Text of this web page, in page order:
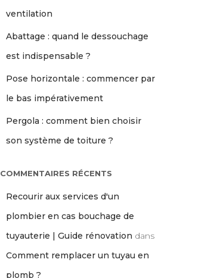
ventilation
Abattage : quand le dessouchage
est indispensable ?
Pose horizontale : commencer par
le bas impérativement
Pergola : comment bien choisir
son système de toiture ?
COMMENTAIRES RÉCENTS
Recourir aux services d'un
plombier en cas bouchage de
tuyauterie | Guide rénovation dans
Comment remplacer un tuyau en
plomb ?